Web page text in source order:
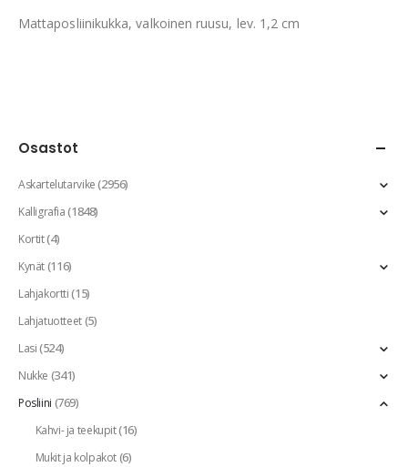
Mattaposliinikukka, valkoinen ruusu, lev. 1,2 cm
Osastot
Askartelutarvike(2956)
Kalligrafia(1848)
Kortit(4)
Kynät(116)
Lahjakortti(15)
Lahjatuotteet(5)
Lasi(524)
Nukke (341)
Posliini (769)
Kahvi- ja teekupit(16)
Mukit ja kolpakot(6)